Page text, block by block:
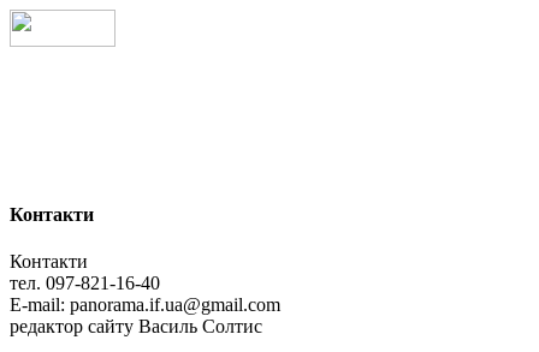
Контакти
Контакти
тел. 097-821-16-40
E-mail: panorama.if.ua@gmail.com
редактор сайту Василь Солтис